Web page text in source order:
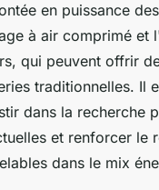
en puissance
à air comprimé et
qui peuvent offrir
traditionnelles. Il
dans la recherche
et renforcer le
dans le mix